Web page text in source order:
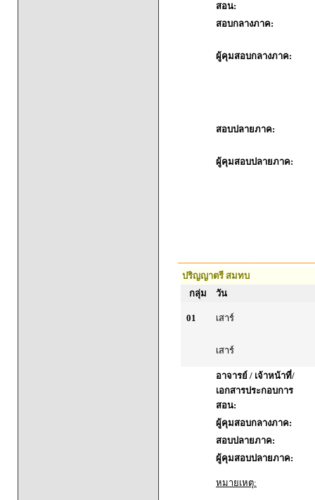
สอน:
สอบกลางภาค:
ผู้คุมสอบกลางภาค:
สอบปลายภาค:
ผู้คุมสอบปลายภาค:
ปริญญาตรี สมทบ
กลุ่ม
วัน
01 เสาร์
เสาร์
อาจารย์ / เจ้าหน้าที่/
เอกสารประกอบการ
สอน:
ผู้คุมสอบกลางภาค:
สอบปลายภาค:
ผู้คุมสอบปลายภาค:
หมายเหตุ: